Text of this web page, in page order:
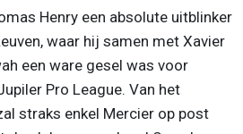
Henry een absolute uitblinker
waar hij samen met Xavier
een ware gesel was voor
Pro League. Van het
straks enkel Mercier op post